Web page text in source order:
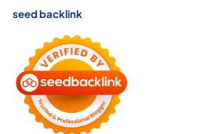
seed backlink